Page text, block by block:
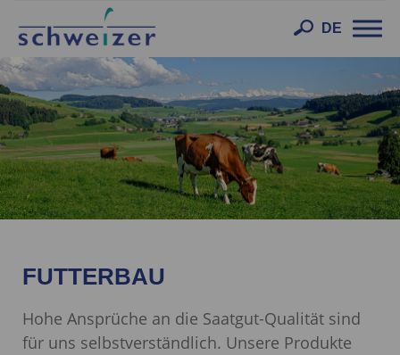
DE
FUTTERBAU
Hohe Ansprüche an die Saatgut-Qualität sind
für uns selbstverständlich. Unsere Produkte